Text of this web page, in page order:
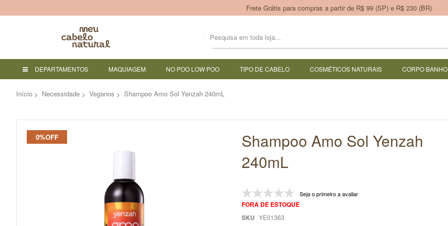
Frete Grátis para compras a partir de R$ 99 (SP) e R$ 230 (BR)
DEPARTAMENTOS MAQUIAGEM NO POO LOW POO TIPO DE CABELO COSMÉTICOS NATURAIS CORPO BANHO
Início Necessidade Veganos Shampoo Amo Sol Yenzah 240mL
Pular
para
0%OFF
Shampoo Amo Sol Yenzah
240mL
Seja o primeiro a avaliar
FORA DE ESTOQUE
SKU YE01363